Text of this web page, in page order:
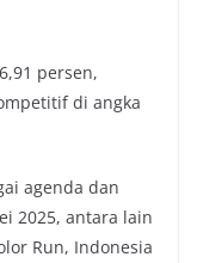
persen,
di angka
agenda dan
2025, antara lain
Run, Indonesia